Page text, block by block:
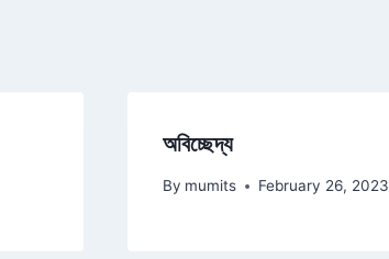
অবিচ্ছেদ্য
By mumits February 26, 2023